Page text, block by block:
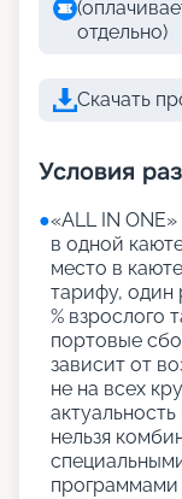
отдельно)
Скачать
Условия
●«АLL IN ONE»
в одной
место в
тарифу, один
% взрослого
портовые
зависит от
не на всех
нельзя
программами